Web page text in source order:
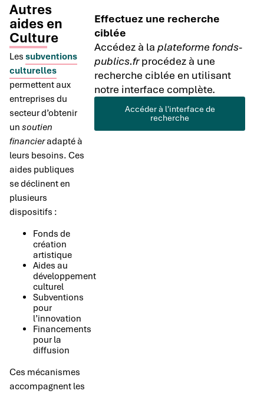
Autres
aides en
Culture
Les subventions
culturelles
permettent aux
entreprises du
secteur d’obtenir
un soutien
financieradapté à
leurs besoins. Ces
aides publiques
se déclinent en
plusieurs
dispositifs :
Fonds de
création
artistique
Aides au
développement
culturel
Subventions
pour
l’innovation
Financements
pour la
diffusion
Ces mécanismes
accompagnent les
Effectuez une recherche
ciblée
Accédez à laplateforme fonds-
publics.frprocédez à une
recherche ciblée en utilisant
notre interface complète.
Accéder à l'interface de
recherche